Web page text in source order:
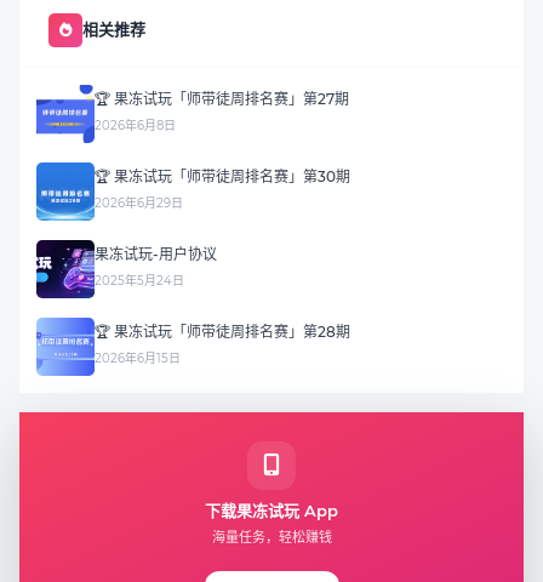
相关推荐
🏆 果冻试玩「师带徒周排名赛」第27期
2026年6月8日
🏆 果冻试玩「师带徒周排名赛」第30期
2026年6月29日
果冻试玩-用户协议
2025年5月24日
🏆 果冻试玩「师带徒周排名赛」第28期
2026年6月15日
下载果冻试玩 App
海量任务，轻松赚钱